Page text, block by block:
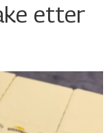
etter